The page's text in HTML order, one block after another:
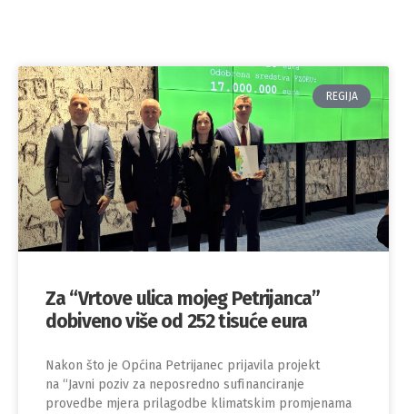
REGIJA
Za “Vrtove ulica mojeg Petrijanca”
dobiveno više od 252 tisuće eura
Nakon što je Općina Petrijanec prijavila projekt
na “Javni poziv za neposredno sufinanciranje
provedbe mjera prilagodbe klimatskim promjenama